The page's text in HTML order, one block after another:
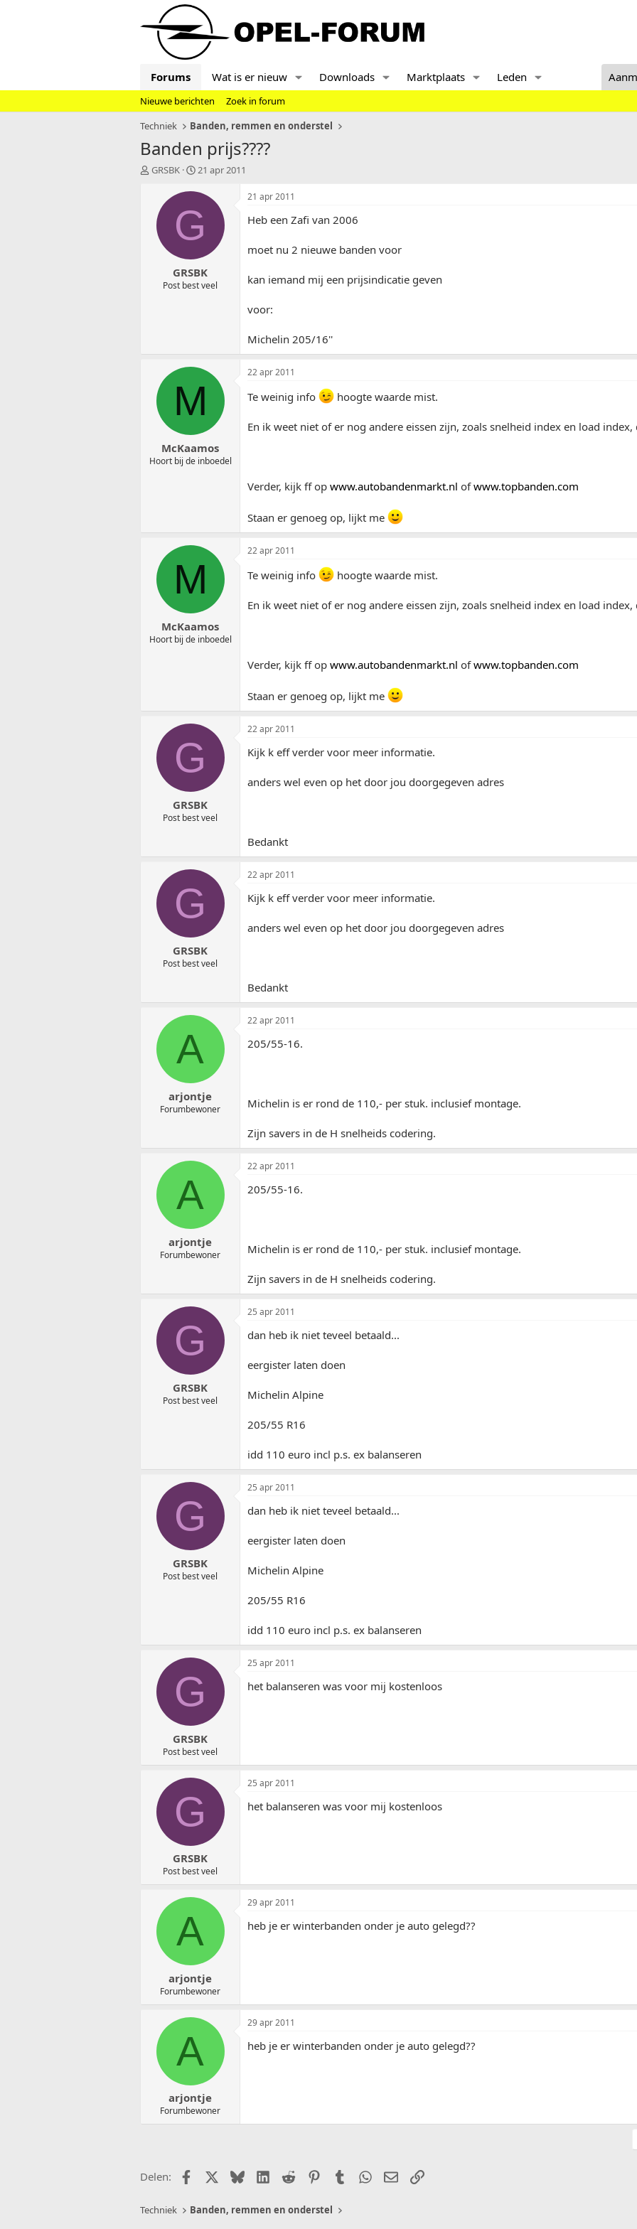
Forums Wat is er nieuw Downloads Marktplaats Leden
Nieuwe berichten
Zoek in forum
Techniek
Banden, remmen en onderstel
Banden prijs????
T
GRSBK
S
a
t
d
t
u
m
21 apr 2011
G
GRSBK
Post best veel
21 apr 2011
Heb een Zafi van 2006
moet nu 2 nieuwe banden voor
kan iemand mij een prijsindicatie geven
voor:
Michelin 205/16''
M
McKaamos
Hoort bij de inboedel
22 apr 2011
Te weinig info hoogte waarde mist.
En ik weet niet of er nog andere eissen zijn, zoals snelheid index en load index,
Verder, kijk ff op www.autobandenmarkt.nl ofwww.topbanden.com
Staan er genoeg op, lijkt me
M
McKaamos
Hoort bij de inboedel
22 apr 2011
Te weinig info hoogte waarde mist.
En ik weet niet of er nog andere eissen zijn, zoals snelheid index en load index,
Verder, kijk ff op www.autobandenmarkt.nl ofwww.topbanden.com
Staan er genoeg op, lijkt me
G
GRSBK
Post best veel
22 apr 2011
Kijk k eff verder voor meer informatie.
anders wel even op het door jou doorgegeven adres
Bedankt
G
GRSBK
Post best veel
22 apr 2011
Kijk k eff verder voor meer informatie.
anders wel even op het door jou doorgegeven adres
Bedankt
A
arjontje
Forumbewoner
22 apr 2011
205/55-16.
Michelin is er rond de 110,- per stuk. inclusief montage.
Zijn savers in de H snelheids codering.
A
arjontje
Forumbewoner
22 apr 2011
205/55-16.
Michelin is er rond de 110,- per stuk. inclusief montage.
Zijn savers in de H snelheids codering.
G
GRSBK
Post best veel
25 apr 2011
dan heb ik niet teveel betaald...
eergister laten doen
Michelin Alpine
205/55 R16
idd 110 euro incl p.s. ex balanseren
G
GRSBK
Post best veel
25 apr 2011
dan heb ik niet teveel betaald...
eergister laten doen
Michelin Alpine
205/55 R16
idd 110 euro incl p.s. ex balanseren
G
GRSBK
Post best veel
25 apr 2011
het balanseren was voor mij kostenloos
G
GRSBK
Post best veel
25 apr 2011
het balanseren was voor mij kostenloos
A
arjontje
Forumbewoner
29 apr 2011
heb je er winterbanden onder je auto gelegd??
A
arjontje
Forumbewoner
29 apr 2011
heb je er winterbanden onder je auto gelegd??
Delen: FacebookX (Twitter)
BlueskyLinkedIn
Reddit PinterestTumblr WhatsApp
E-mailLink
Techniek Banden, remmen en onderstel